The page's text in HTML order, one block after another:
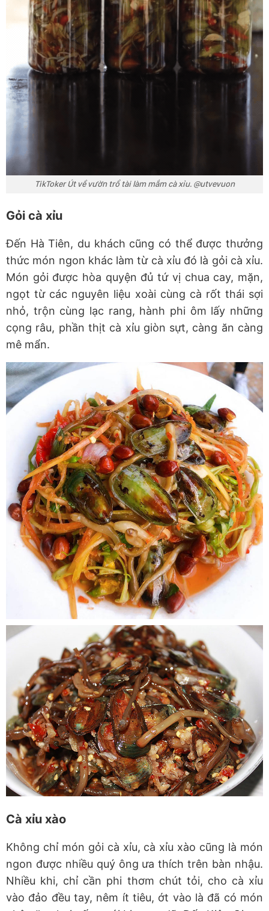
TikToker Út về vườn trổ tài làm mắm cà xỉu. @utvevuon
Gỏi cà xỉu
Đến Hà Tiên, du khách cũng có thể được thưởng
thức món ngon khác làm từ cà xỉu đó là gỏi cà xỉu.
Món gỏi được hòa quyện đủ tứ vị chua cay, mặn,
ngọt từ các nguyên liệu xoài cùng cà rốt thái sợi
nhỏ, trộn cùng lạc rang, hành phi ôm lấy những
cọng râu, phần thịt cà xỉu giòn sựt, càng ăn càng
mê mẩn.
Cà xỉu xào
Không chỉ món gỏi cà xỉu, cà xỉu xào cũng là món
ngon được nhiều quý ông ưa thích trên bàn nhậu.
Nhiều khi, chỉ cần phi thơm chút tỏi, cho cà xỉu
vào đảo đều tay, nêm ít tiêu, ớt vào là đã có món